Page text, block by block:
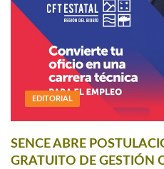
EDITORIAL
SENCE ABRE
GRATUITO DE GESTIÓN